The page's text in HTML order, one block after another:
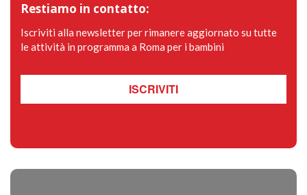
Restiamo in contatto:
Iscriviti alla newsletter per rimanere aggiornato su tutte
le attività in programma a Roma per i bambini
ISCRIVITI